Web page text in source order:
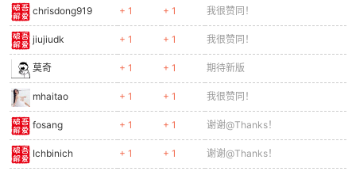
chrisdong919 + 1 + 1 我很赞同！
jiujiudk + 1 + 1 我很赞同！
莫奇 + 1 + 1 期待新版
mhaitao + 1 + 1 我很赞同！
fosang + 1 + 1 谢谢@Thanks！
Ichbinich + 1 + 1 谢谢@Thanks！